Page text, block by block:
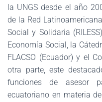
la UNGS desde el año
de la Red
Social y Solidaria
Economía Social, la
FLACSO (Ecuador) y el
otra parte, este
funciones de asesor
ecuatoriano en materia